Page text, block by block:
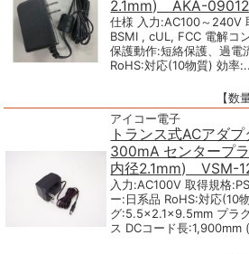
2.1mm) AKA-09012
仕様 入力:AC100～240V
BSMI , cUL, FCC 電解コ
保護動作:短絡保護、過電
RoHS:対応(10物質) 効率
【数
アイコー電子
トランス式ACアダプ
300mA センタープ
内径2.1mm) VSM-
入力:AC100V 取得規格
ー:日系品 RoHS:対応(10
グ:5.5×2.1×9.5mm プラ
ス DCコード長:1,900mm